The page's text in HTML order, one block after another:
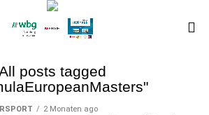
posts tagged
2 Monaten ago